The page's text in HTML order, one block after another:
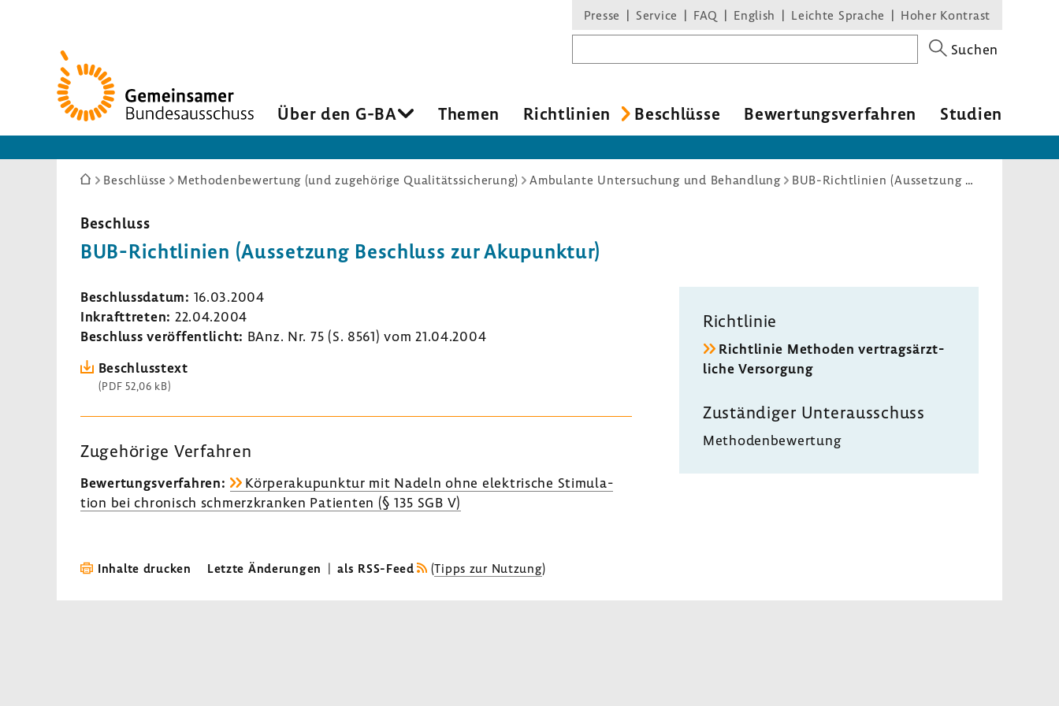
Zur
Startseite
Presse Service FAQ English Leichte Sprache Hoher Kontrast
Suchen
Über den G-BA Themen Richt­li­nien Beschlüsse Bewer­tungs­ver­fahren Studien
Sie
hier:
Beschlüsse Methodenbewertung (und zugehörige Qualitätssicherung) Ambulante Untersuchung und Behandlung BUB-Richtlinien (Aussetzung Beschluss zur Akupunktur)
Beschluss
BUB-​Richtlinien (Ausset­zung Beschluss zur Akupunktur)
Beschluss­datum: 16.03.2004
Inkraft­treten: 22.04.2004
Beschluss veröf­fent­licht: BAnz. Nr. 75 (S. 8561) vom 21.04.2004
Beschluss­text
(PDF 52,06 kB)
Zuge­hö­rige Verfahren
Bewer­tungs­ver­fahren:
Körper­aku­punktur mit Nadeln ohne elek­tri­sche Stimu­la­
tion bei chro­nisch schmerz­kranken Pati­enten (§ 135 SGB V)
Richt­linie
Richt­linie Methoden vertrags­ärzt­
liche Versor­gung
Zustän­diger Unter­aus­schuss
Metho­den­be­wer­tung
Inhalte drucken Letzte Änderungen | als RSS-Feed (Tipps zur Nutzung)